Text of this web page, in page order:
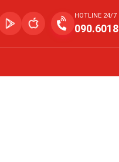
HOTLINE 24/7